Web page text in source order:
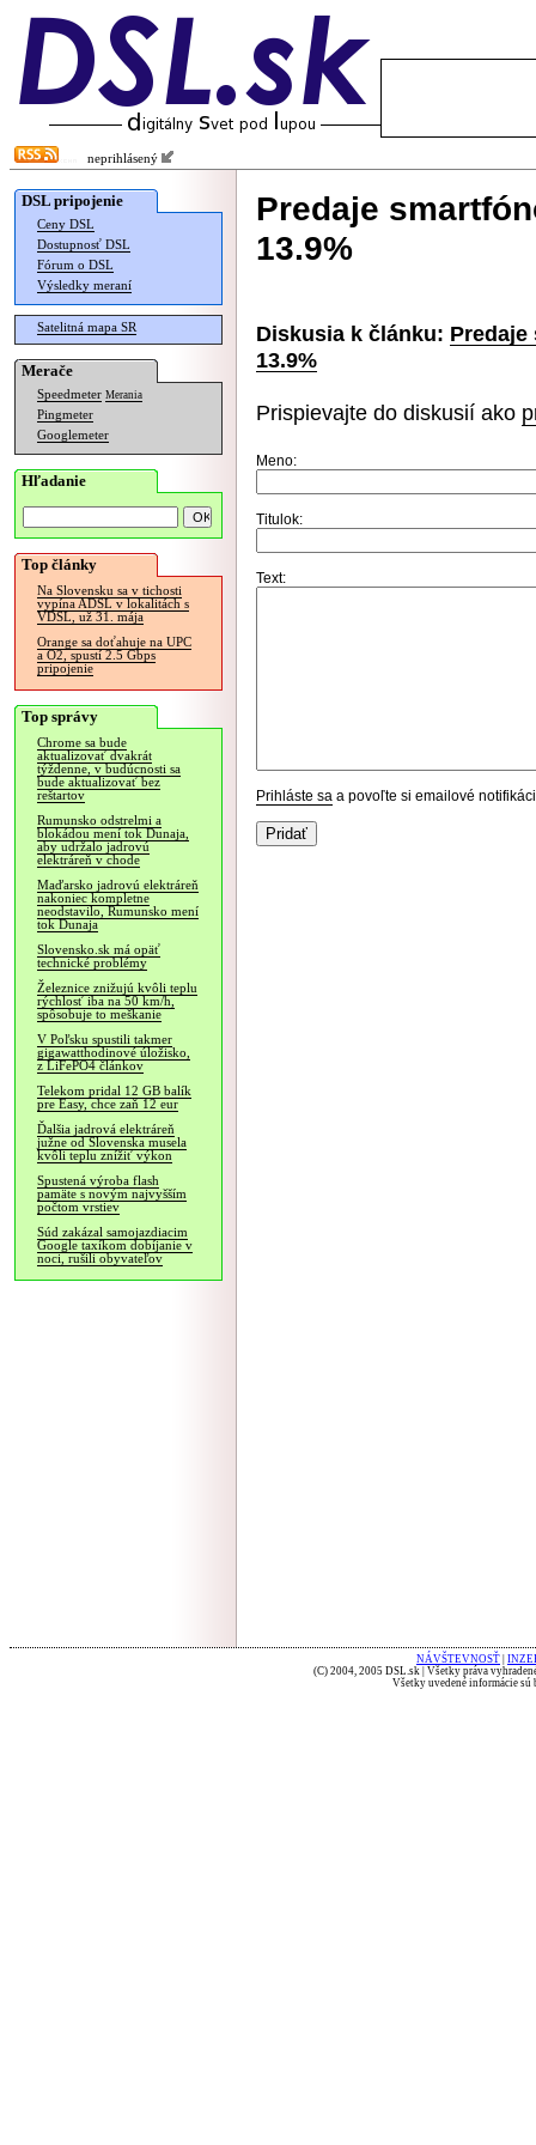
neprihlásený
DSL pripojenie
Ceny DSL
Dostupnosť DSL
Fórum o DSL
Výsledky meraní
Satelitná mapa SR
Merače
Speedmeter Merania
Pingmeter
Googlemeter
Hľadanie
Top články
Na Slovensku sa v tichosti
vypína ADSL v lokalitách s
VDSL, už 31. mája
Orange sa doťahuje na UPC
a O2, spustí 2.5 Gbps
pripojenie
Top správy
Chrome sa bude
aktualizovať dvakrát
týždenne, v budúcnosti sa
bude aktualizovať bez
reštartov
Rumunsko odstrelmi a
blokádou mení tok Dunaja,
aby udržalo jadrovú
elektráreň v chode
Maďarsko jadrovú elektráreň
nakoniec kompletne
neodstavilo, Rumunsko mení
tok Dunaja
Slovensko.sk má opäť
technické problémy
Železnice znižujú kvôli teplu
rýchlosť iba na 50 km/h,
spôsobuje to meškanie
V Poľsku spustili takmer
gigawatthodinové úložisko,
z LiFePO4 článkov
Telekom pridal 12 GB balík
pre Easy, chce zaň 12 eur
Ďalšia jadrová elektráreň
južne od Slovenska musela
kvôli teplu znížiť výkon
Spustená výroba flash
pamäte s novým najvyšším
počtom vrstiev
Súd zakázal samojazdiacim
Google taxíkom dobíjanie v
noci, rušili obyvateľov
Predaje
13.9%
Diskusia k článku:
13.9%
Prispievajte do diskusií ako
Meno:
Titulok:
Text:
Prihláste sa a povoľte si emailové
NÁVŠTEVNOSŤ
(C) 2004, 2005 DSL.sk | Všetky práva
Všetky uvedené informácie sú